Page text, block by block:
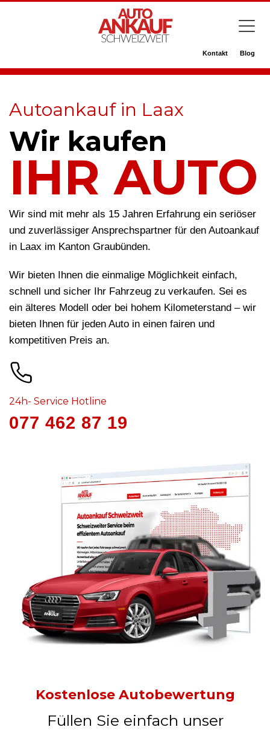
Kontakt Blog
Autoankauf in Laax
Wir kaufen
IHR AUTO
Wir sind mit mehr als 15 Jahren Erfahrung ein seriöser
und zuverlässiger Ansprechspartner für den Autoankauf
in Laax im Kanton Graubünden.
Wir bieten Ihnen die einmalige Möglichkeit einfach,
schnell und sicher Ihr Fahrzeug zu verkaufen. Sei es
ein älteres Modell oder bei hohem Kilometerstand – wir
bieten Ihnen für jeden Auto in einen fairen und
kompetitiven Preis an.
24h- Service Hotline
077 462 87 19
Kostenlose Autobewertung
Füllen Sie einfach unser